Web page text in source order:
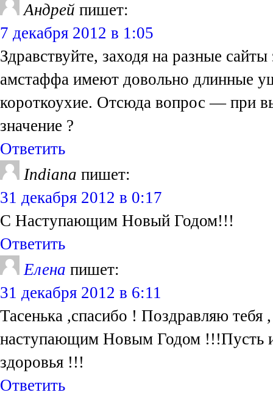
Андрей пишет:
7 декабря 2012 в 1:05
Здравствуйте, заходя на разные
амстаффа имеют довольно длинные
короткоухие. Отсюда вопрос — при
значение ?
Ответить
Indiana пишет:
31 декабря 2012 в 0:17
С Наступающим Новый Годом!!!
Ответить
Елена пишет:
31 декабря 2012 в 6:11
Тасенька ,спасибо ! Поздравляю
наступающим Новым Годом !!!Пусть
здоровья !!!
Ответить